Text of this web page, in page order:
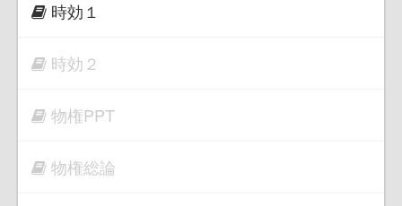
時効１
時効２
物権PPT
物権総論